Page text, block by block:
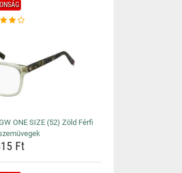
ONE SIZE (52) Zöld Férfi
Ft